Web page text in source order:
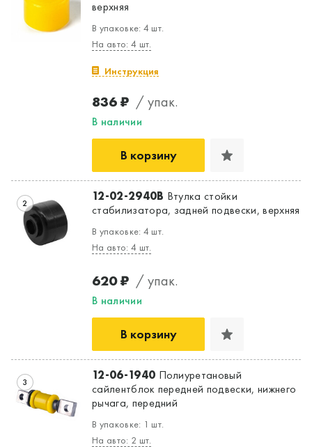
Да, верно
верхняя
В упаковке: 4 шт.
На авто: 4 шт.
Инструкция
836 ₽ / упак.
В наличии
В корзину
2 12-02-2940B Втулка стойки
стабилизатора, задней подвески, верхняя
В упаковке: 4 шт.
На авто: 4 шт.
620 ₽ / упак.
В наличии
В корзину
3 12-06-1940 Полиуретановый
сайлентблок передней подвески, нижнего
рычага, передний
В упаковке: 1 шт.
На авто: 2 шт.